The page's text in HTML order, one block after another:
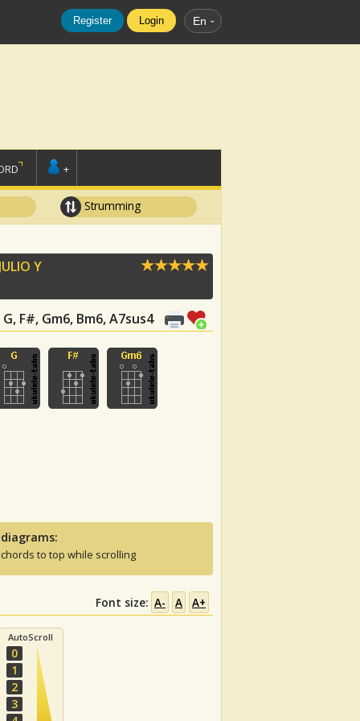
Register Login En
+
Strumming
JULIO Y
F#, Gm6, Bm6, A7sus4
to top while scrolling
Font size: A- A A+
AutoScroll
0
1
2
3